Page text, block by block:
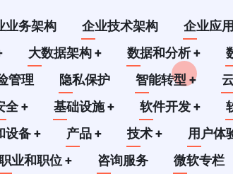
业务架构 企业技术架构 企业应
大数据架构+ 数据和分析+
管理 隐私保护 智能转型+
全+ 基础设施+ 软件开发+
设备+ 产品+ 技术+ 用户体
业和职位+ 咨询服务 微软专栏